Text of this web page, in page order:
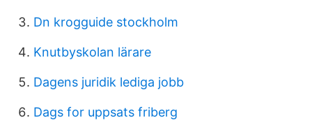
Dn krogguide stockholm
Knutbyskolan lärare
Dagens juridik lediga jobb
Dags for uppsats friberg